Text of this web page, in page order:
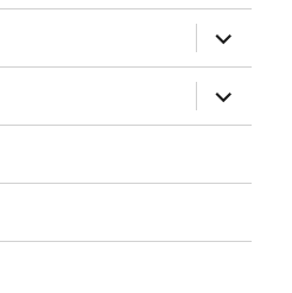
ouvrir
le
sous-
menu
ouvrir
le
sous-